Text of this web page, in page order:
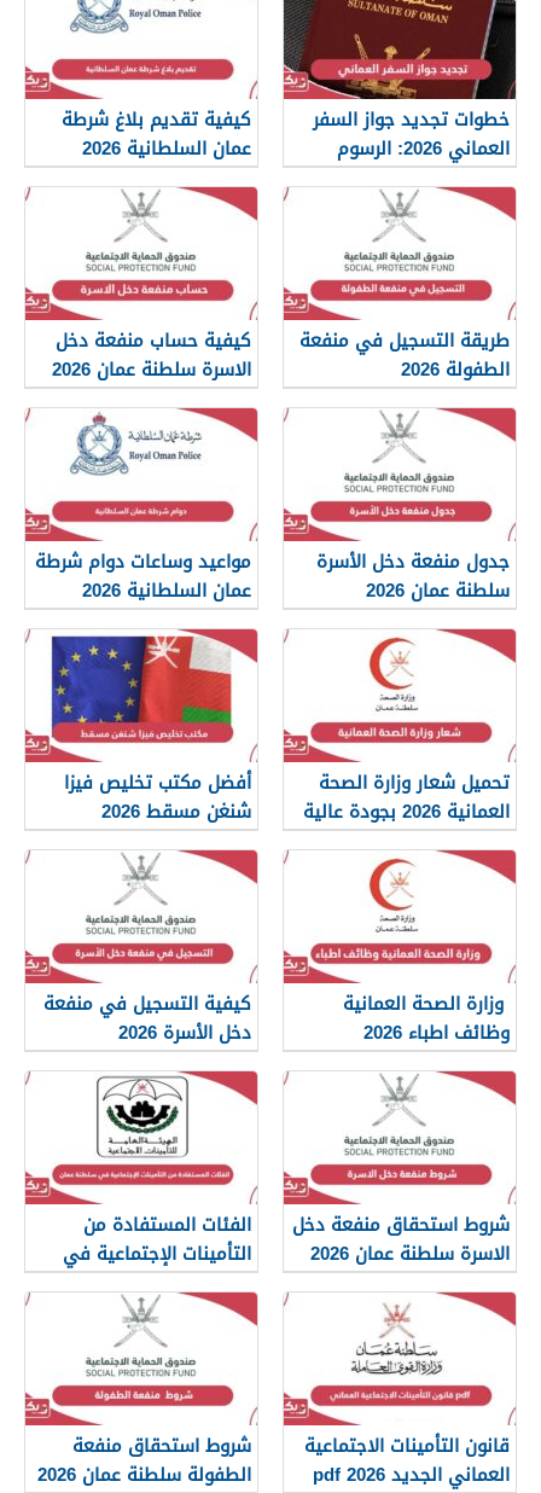
خطوات تجديد جواز السفر
العماني 2026: الرسوم
والمستندات المطلوبة
كيفية تقديم بلاغ شرطة
عمان السلطانية 2026
طريقة التسجيل في منفعة
الطفولة 2026
كيفية حساب منفعة دخل
الاسرة سلطنة عمان 2026
جدول منفعة دخل الأسرة
سلطنة عمان 2026
مواعيد وساعات دوام شرطة
عمان السلطانية 2026
تحميل شعار وزارة الصحة
العمانية 2026 بجودة عالية
png
أفضل مكتب تخليص فيزا
شنغن مسقط 2026
وزارة الصحة العمانية
وظائف اطباء 2026
كيفية التسجيل في منفعة
دخل الأسرة 2026
شروط استحقاق منفعة دخل
الاسرة سلطنة عمان 2026
الفئات المستفادة من
التأمينات الإجتماعية في
سلطنة عمان 2026
قانون التأمينات الاجتماعية
العماني الجديد 2026 pdf
شروط استحقاق منفعة
الطفولة سلطنة عمان 2026